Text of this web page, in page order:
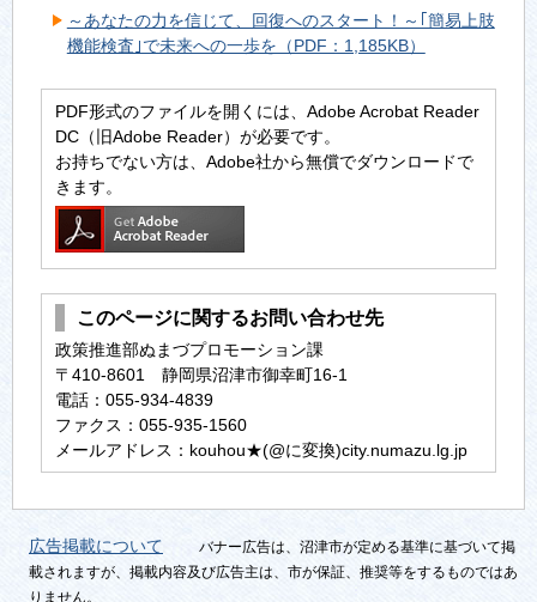
～あなたの力を信じて、回復へのスタート！～｢簡易上肢
機能検査｣で未来への一歩を（PDF：1,185KB）
PDF形式のファイルを開くには、Adobe Acrobat Reader
DC（旧Adobe Reader）が必要です。
お持ちでない方は、Adobe社から無償でダウンロードで
きます。
このページに関するお問い合わせ先
政策推進部ぬまづプロモーション課
〒410-8601 静岡県沼津市御幸町16-1
電話：055-934-4839
ファクス：055-935-1560
メールアドレス：kouhou★(@に変換)city.numazu.lg.jp
広告掲載について
バナー広告は、沼津市が定める基準に基づいて掲
載されますが、掲載内容及び広告主は、市が保証、推奨等をするものではあ
りません。